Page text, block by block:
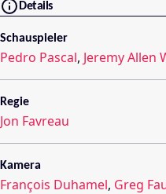
Details
Schauspieler
Pedro Pascal, Jeremy Allen
Regie
Jon Favreau
Kamera
François Duhamel, Greg